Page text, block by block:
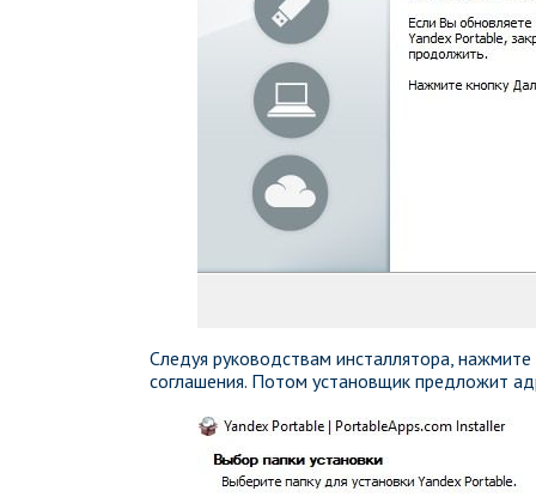
Следуя руководствам инсталлятора,
соглашения. Потом установщик предложит